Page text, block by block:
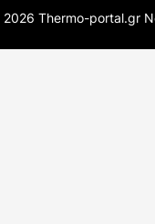
2026 Thermo-portal.gr